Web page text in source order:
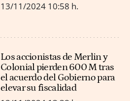
13/11/2024 10:58 h.
Los accionistas de Merlin y
Colonial pierden 600 M tras
el acuerdo del Gobierno para
elevar su fiscalidad